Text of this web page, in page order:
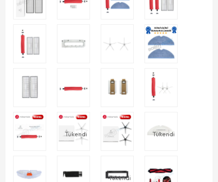
Tükendi Tükendi
Tükendi